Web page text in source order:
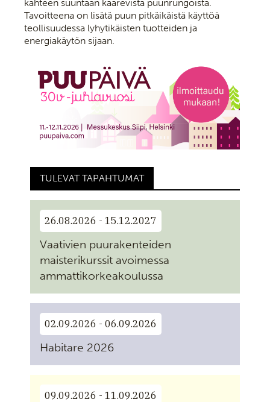
kahteen suuntaan kaarevista puunrungoista.
Tavoitteena on lisätä puun pitkäikäistä käyttöä
teollisuudessa lyhytikäisten tuotteiden ja
energiakäytön sijaan.
TULEVAT TAPAHTUMAT
26.08.2026 - 15.12.2027
Vaativien puurakenteiden
maisterikurssit avoimessa
ammattikorkeakoulussa
02.09.2026 - 06.09.2026
Habitare 2026
09.09.2026 - 11.09.2026